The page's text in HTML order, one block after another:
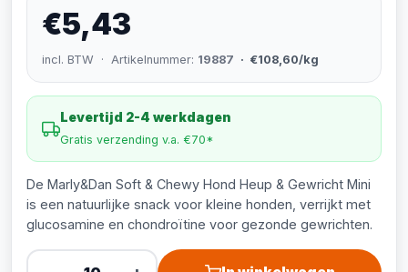
€5,43
incl. BTW · Artikelnummer: 19887 · €108,60/kg
Levertijd 2-4 werkdagen
Gratis verzending v.a. €70*
De Marly&Dan Soft & Chewy Hond Heup & Gewricht Mini
is een natuurlijke snack voor kleine honden, verrijkt met
glucosamine en chondroïtine voor gezonde gewrichten.